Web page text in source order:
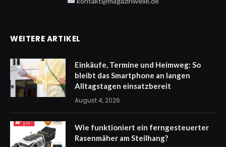
WEITERE ARTIKEL
Einkäufe, Termine und Heimweg: So
bleibt das Smartphone an langen
Alltagstagen einsatzbereit
August 4, 2026
Wie funktioniert ein ferngesteuerter
Rasenmäher am Steilhang?